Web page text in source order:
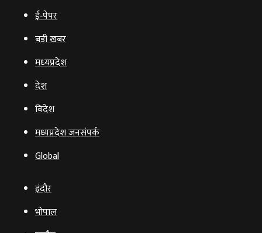
ई‑पेपर
बड़ी खबर
मध्‍यप्रदेश
देश
विदेश
मध्यप्रदेश जनसंपर्क
Global
इंदौर
भोपाल